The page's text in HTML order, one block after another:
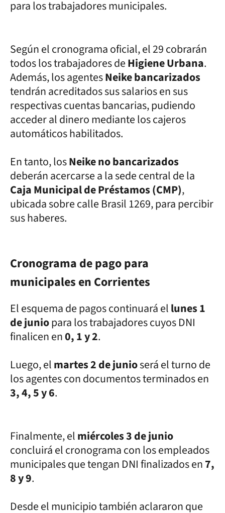
para los trabajadores municipales.
Según el cronograma oficial, el 29 cobrarán
todos los trabajadores deHigiene Urbana.
Además, los agentesNeike bancarizados
tendrán acreditados sus salarios en sus
respectivas cuentas bancarias, pudiendo
acceder al dinero mediante los cajeros
automáticos habilitados.
En tanto, losNeike no bancarizados
deberán acercarse a la sede central de la
Caja Municipal de Préstamos (CMP),
ubicada sobre calle Brasil 1269, para percibir
sus haberes.
Cronograma de pago para
municipales en Corrientes
El esquema de pagos continuará ellunes 1
de juniopara los trabajadores cuyos DNI
finalicen en0, 1 y 2.
Luego, elmartes 2 de junioserá el turno de
los agentes con documentos terminados en
3, 4, 5 y 6.
Finalmente, elmiércoles 3 de junio
concluirá el cronograma con los empleados
municipales que tengan DNI finalizados en7,
8 y 9.
Desde el municipio también aclararon que